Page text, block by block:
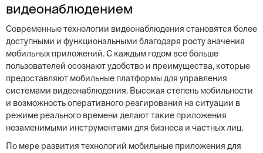
видеонаблюдением
Современные технологии видеонаблюдения становятся более
доступными и функциональными благодаря росту значения
мобильных приложений. С каждым годом все больше
пользователей осознают удобство и преимущества, которые
предоставляют мобильные платформы для управления
системами видеонаблюдения. Высокая степень мобильности
и возможность оперативного реагирования на ситуации в
режиме реального времени делают такие приложения
незаменимыми инструментами для бизнеса и частных лиц.
По мере развития технологий мобильные приложения для